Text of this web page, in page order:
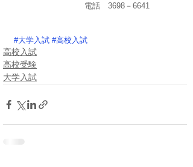
電話　3698－6641
#大学入試 #高校入試
高校入試
高校受験
大学入試